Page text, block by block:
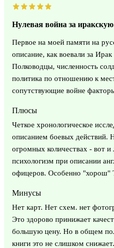
Нулевая война за
Первое на моей памяти на
описание, как воевали за
Полководцы, численность
политика по отношению к
сопутствующие войне
Плюсы
Четкое хронологическое
описанием боевых действий.
огромных количествах - вот
психологизм при описании
офицеров. Особенно "хорош"
Минусы
Нет карт. Нет схем. нет
Это здорово принижает
большую цену. Но в общем
книги это не слишком снижает.